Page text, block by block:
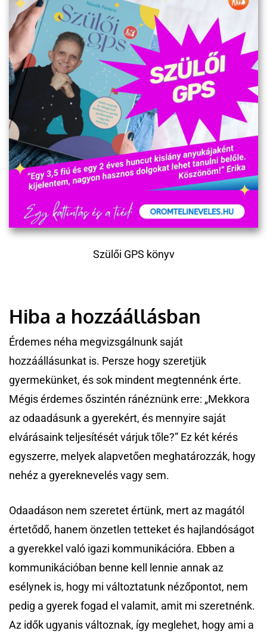
Szülői GPS könyv
Hiba a hozzáállásban
Érdemes néha megvizsgálnunk saját
hozzáállásunkat is. Persze hogy szeretjük
gyermekünket, és sok mindent megtennénk érte.
Mégis érdemes őszintén ránéznünk erre: „Mekkora
az odaadásunk a gyerekért, és mennyire saját
elvárásaink teljesítését várjuk tőle?” Ez két kérés
egyszerre, melyek alapvetően meghatározzák, hogy
nehéz a gyereknevelés vagy sem.
Odaadáson nem szeretet értünk, mert az magától
értetődő, hanem önzetlen tetteket és hajlandóságot
a gyerekkel való igazi kommunikációra. Ebben a
kommunikációban benne kell lennie annak az
esélynek is, hogy mi változtatunk nézőpontot, nem
pedig a gyerek fogad el valamit, amit mi szeretnénk.
Az idők ugyanis változnak, így meglehet, hogy ami a